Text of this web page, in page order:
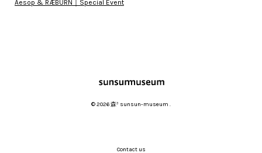
Aesop & RÆBURN｜Special Event
© 2026 森³ sunsun-museum .
Contact us